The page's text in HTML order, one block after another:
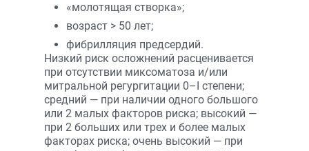
«молотящая створка»;
возраст > 50 лет;
фибрилляция предсердий.
Низкий риск осложнений расценивается
при отсутствии миксоматоза и/или
митральной регургитации 0–I степени;
средний — при наличии одного большого
или 2 малых факторов риска; высокий —
при 2 больших или трех и более малых
факторах риска; очень высокий — при